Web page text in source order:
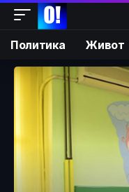
Политика Живот